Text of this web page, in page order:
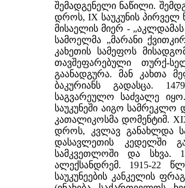
შემადგენელი ნაწილი.
დროს, IX საუკუნის პირველ
მისაელის მიერ -
სამოელმა „მარანი
კახეთის სამეფოს
თავშეფარებული თურქ-
გაანადგურა. მან კახთა
ბაკურიანს გადასცა.
საგვარეულო საძვალე
საუკუნეში აიგო სამრეკლო
კათალიკოსმა დომენტიმ.
დროს, კვლავ განახლდა
დასავლეთის კედელში
სამკვეთლოში და სხვა.
ალექსანდრემ. 1915-22
საუკუნეების კანკელის